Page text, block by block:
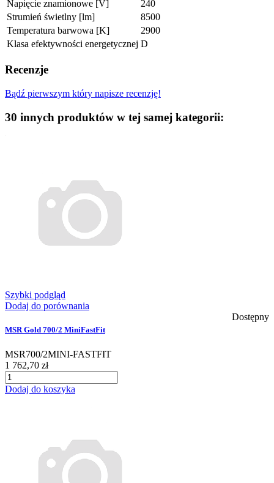
Napięcie znamionowe [V]
240
Strumień świetlny [lm]
8500
Temperatura barwowa [K]
2900
Klasa efektywności energetycznej D
Recenzje
Bądź pierwszym który napisze recenzję!
30 innych produktów w tej samej kategorii:
Szybki podgląd
Dodaj do porównania
Dostępny
MSR Gold 700/2 MiniFastFit
MSR700/2MINI-FASTFIT
1 762,70 zł
Dodaj do koszyka